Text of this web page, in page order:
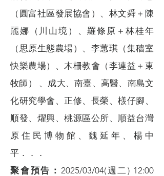
（圓富社區發展協會）、林文舜＋陳
麗娜（川山境）、羅條原＋林桂年
（思原生態農場）、李蕙琪（集穡室
快樂農場）、木柵教會（李連益＋東
牧師） 、成大、南臺、高醫、南島文
化研究學會、正修、長榮、檨仔腳、
順發、燿興、桃源區公所、順益台灣
原住民博物館、魏延年、楊中
平．．．
聚會預告： 2025/03/04(週二) 12:00